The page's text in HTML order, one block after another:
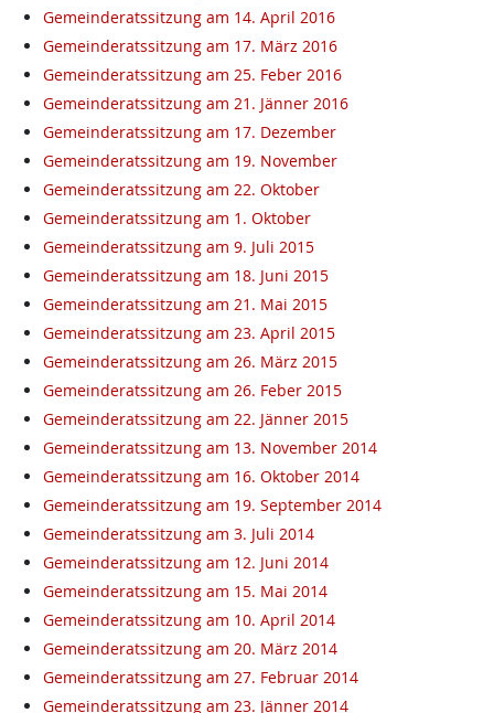
Gemeinderatssitzung am 14. April 2016
Gemeinderatssitzung am 17. März 2016
Gemeinderatssitzung am 25. Feber 2016
Gemeinderatssitzung am 21. Jänner 2016
Gemeinderatssitzung am 17. Dezember
Gemeinderatssitzung am 19. November
Gemeinderatssitzung am 22. Oktober
Gemeinderatssitzung am 1. Oktober
Gemeinderatssitzung am 9. Juli 2015
Gemeinderatssitzung am 18. Juni 2015
Gemeinderatssitzung am 21. Mai 2015
Gemeinderatssitzung am 23. April 2015
Gemeinderatssitzung am 26. März 2015
Gemeinderatssitzung am 26. Feber 2015
Gemeinderatssitzung am 22. Jänner 2015
Gemeinderatssitzung am 13. November 2014
Gemeinderatssitzung am 16. Oktober 2014
Gemeinderatssitzung am 19. September 2014
Gemeinderatssitzung am 3. Juli 2014
Gemeinderatssitzung am 12. Juni 2014
Gemeinderatssitzung am 15. Mai 2014
Gemeinderatssitzung am 10. April 2014
Gemeinderatssitzung am 20. März 2014
Gemeinderatssitzung am 27. Februar 2014
Gemeinderatssitzung am 23. Jänner 2014